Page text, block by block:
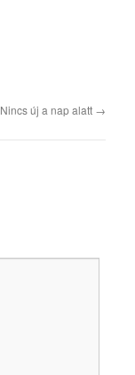
Nincs új a nap alatt →